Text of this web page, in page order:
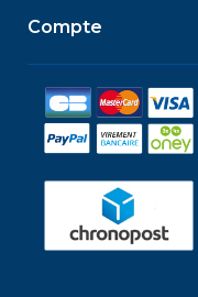
Compte